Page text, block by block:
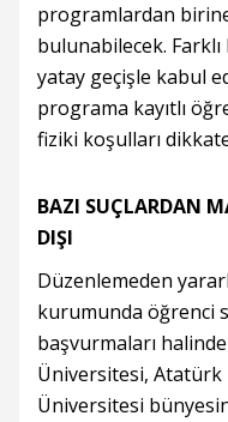
programlardan
bulunabilecek.
yatay geçişle kabul
programa kayıtlı
fiziki koşulları
BAZI SUÇLARDAN
DIŞI
Düzenlemeden
kurumunda öğrenci
başvurmaları
Üniversitesi,
Üniversitesi